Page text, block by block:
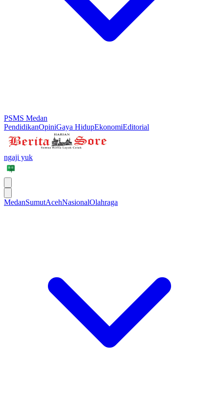
PSMS Medan
PendidikanOpiniGaya HidupEkonomiEditorial
ngaji yuk
MedanSumutAcehNasionalOlahraga